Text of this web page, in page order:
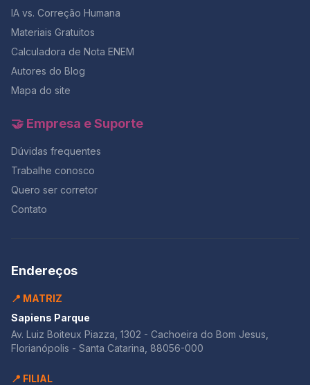
IA vs. Correção Humana
Materiais Gratuitos
Calculadora de Nota ENEM
Autores do Blog
Mapa do site
🤝 Empresa e Suporte
Dúvidas frequentes
Trabalhe conosco
Quero ser corretor
Contato
Endereços
📍 MATRIZ
Sapiens Parque
Av. Luiz Boiteux Piazza, 1302 - Cachoeira do Bom Jesus,
Florianópolis - Santa Catarina, 88056-000
📍 FILIAL